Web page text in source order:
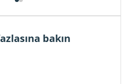
bakın